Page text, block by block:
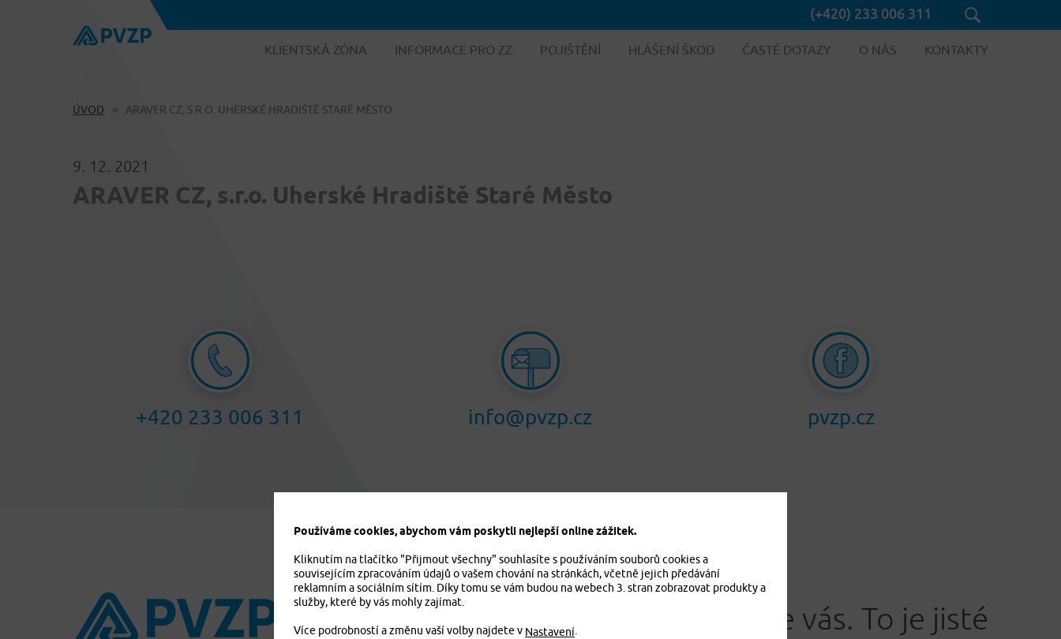
(+420) 233 006 311
KLIENTSKÁ ZÓNA INFORMACE PRO ZZ POJIŠTĚNÍ HLÁŠENÍ ŠKOD ČASTÉ DOTAZY O NÁS KONTAKTY
ÚVOD ARAVER CZ, S.R.O. UHERSKÉ HRADIŠTĚ STARÉ MĚSTO
9. 12. 2021
ARAVER CZ, s.r.o. Uherské Hradiště Staré Město
+420 233 006 311 info@pvzp.cz pvzp.cz
Jistíme vás. To je jisté
Používáme cookies, abychom vám poskytli nejlepší online zážitek.
Kliknutím na tlačítko "Přijmout všechny" souhlasíte s používáním souborů cookies a
souvisejícím zpracováním údajů o vašem chování na stránkách, včetně jejich předávání
reklamním a sociálním sítím. Díky tomu se vám budou na webech 3. stran zobrazovat produkty a
služby, které by vás mohly zajímat.
Více podrobností a změnu vaší volby najdete v Nastavení.